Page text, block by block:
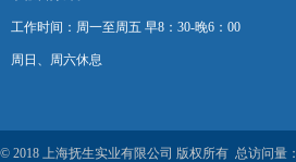
工作时间：周一至周五 早8：30-晚6：00
周日、周六休息
© 2018 上海抚生实业有限公司 版权所有 总访问量：